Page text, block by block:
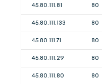
45.80.111.81 80
45.80.111.133 80
45.80.111.71 80
45.80.111.29 80
45.80.111.80 80